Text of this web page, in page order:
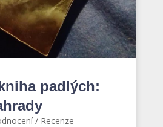
padlých:
/ Recenze